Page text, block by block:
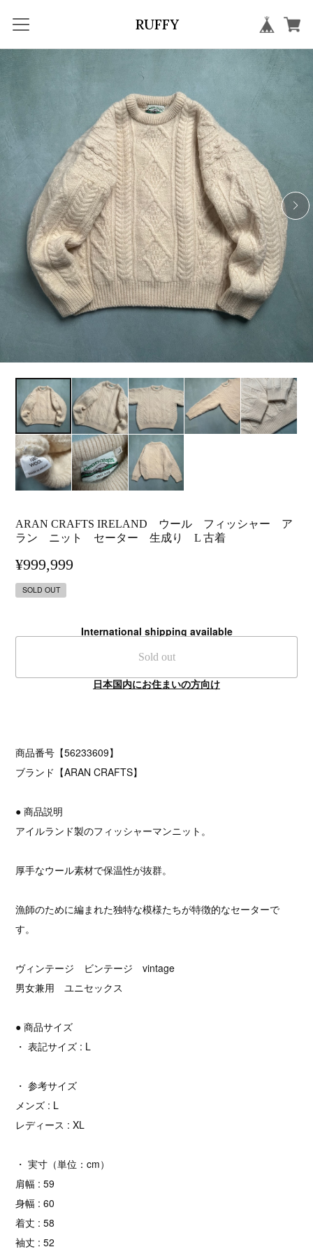
RUFFY
ARAN CRAFTS IRELAND ウール フィッシャー ア
ラン ニット セーター 生成り L 古着
¥999,999
SOLD OUT
International shipping available
Sold out
日本国内にお住まいの方向け
商品番号【56233609】
ブランド【ARAN CRAFTS】
● 商品説明
アイルランド製のフィッシャーマンニット。
厚手なウール素材で保温性が抜群。
漁師のために編まれた独特な模様たちが特徴的なセーターで
す。
ヴィンテージ ビンテージ vintage
男女兼用 ユニセックス
● 商品サイズ
・ 表記サイズ : L
・ 参考サイズ
メンズ : L
レディース : XL
・ 実寸（単位：cm）
肩幅 : 59
身幅 : 60
着丈 : 58
袖丈 : 52